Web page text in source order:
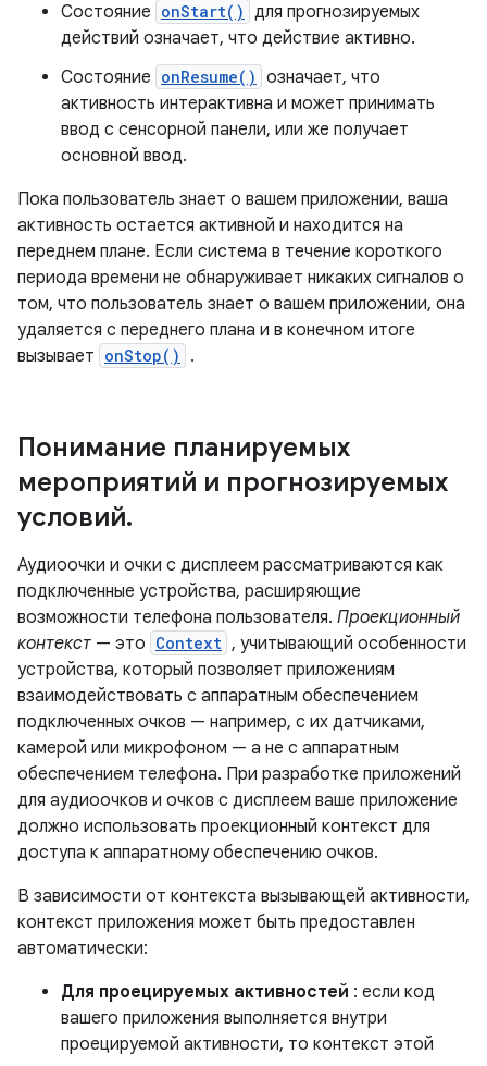
Состояние onStart() для прогнозируемых
действий означает, что действие активно.
Состояние onResume() означает, что
активность интерактивна и может принимать
ввод с сенсорной панели, или же получает
основной ввод.
Пока пользователь знает о вашем приложении, ваша
активность остается активной и находится на
переднем плане. Если система в течение короткого
периода времени не обнаруживает никаких сигналов о
том, что пользователь знает о вашем приложении, она
удаляется с переднего плана и в конечном итоге
вызывает onStop() .
Понимание планируемых
мероприятий и прогнозируемых
условий.
Аудиоочки и очки с дисплеем рассматриваются как
подключенные устройства, расширяющие
возможности телефона пользователя. Проекционный
контекст — это Context , учитывающий особенности
устройства, который позволяет приложениям
взаимодействовать с аппаратным обеспечением
подключенных очков — например, с их датчиками,
камерой или микрофоном — а не с аппаратным
обеспечением телефона. При разработке приложений
для аудиоочков и очков с дисплеем ваше приложение
должно использовать проекционный контекст для
доступа к аппаратному обеспечению очков.
В зависимости от контекста вызывающей активности,
контекст приложения может быть предоставлен
автоматически:
Для проецируемых активностей : если код
вашего приложения выполняется внутри
проецируемой активности, то контекст этой